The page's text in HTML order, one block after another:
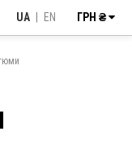
UA EN ГРН ₴